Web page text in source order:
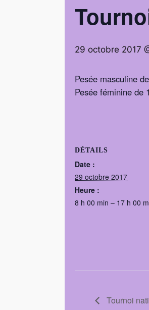
29 octobre 2017
Pesée masculine
Pesée féminine de
DÉTAILS
Date :
29 octobre 2017
Heure :
8 h 00 min – 17 h 00
Tournoi